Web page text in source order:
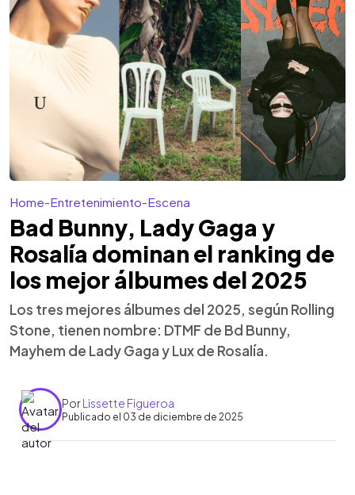
Home-Entretenimiento-Escena
Bad Bunny, Lady Gaga y
Rosalía dominan el ranking de
los mejor álbumes del 2025
Los tres mejores álbumes del 2025, según Rolling
Stone, tienen nombre: DTMF de Bd Bunny,
Mayhem de Lady Gaga y Lux de Rosalía.
PorLissette Figueroa
Publicado el 03 de diciembre de 2025